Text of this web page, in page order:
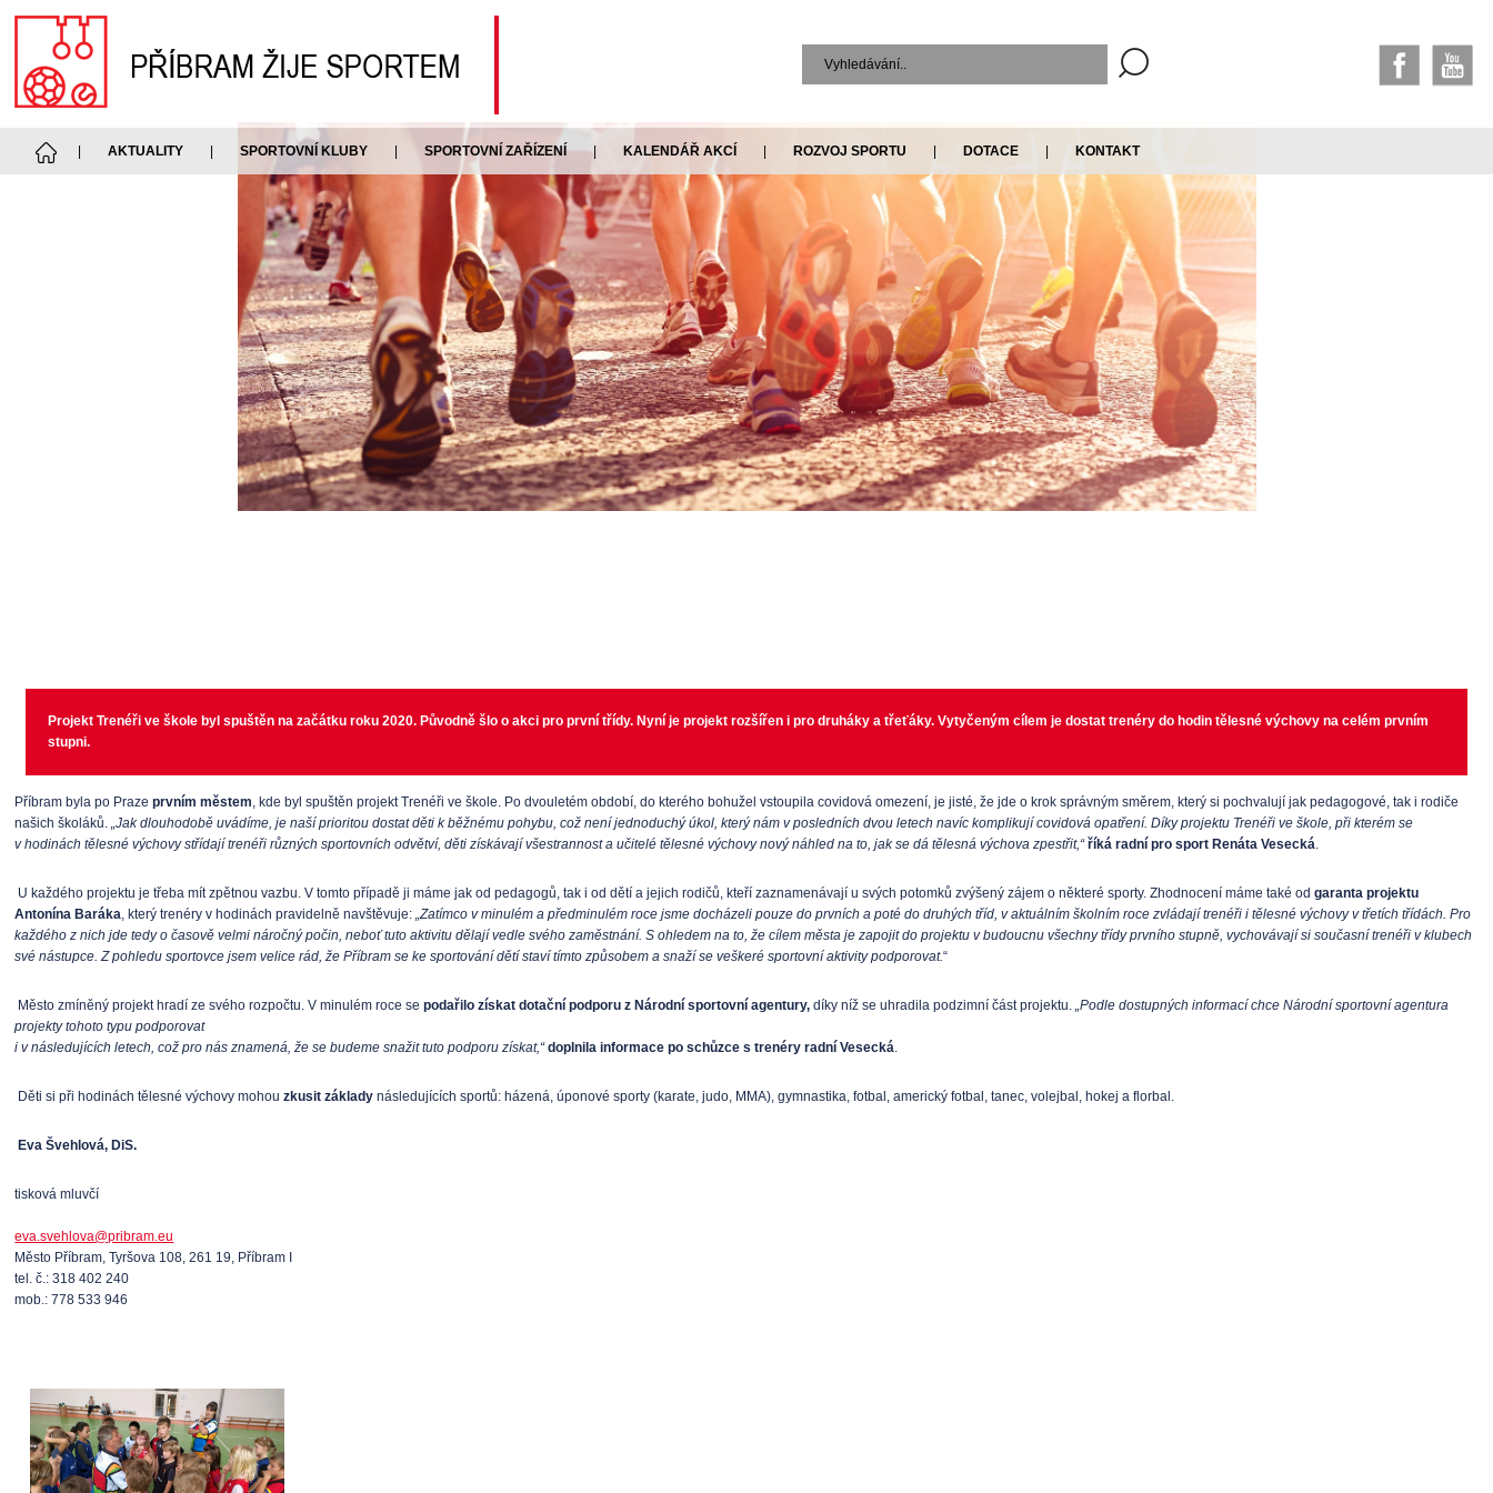
AKTUALITY SPORTOVNÍ KLUBY SPORTOVNÍ ZAŘÍZENÍ KALENDÁŘ AKCÍ ROZVOJ SPORTU DOTACE KONTAKT
Projekt Trenéři ve škole byl spuštěn na začátku roku 2020. Původně šlo o akci pro první třídy. Nyní je projekt rozšířen i pro druháky a třeťáky. Vytyčeným cílem je dostat trenéry do hodin tělesné výchovy na celém prvním
stupni.
Příbram byla po Prazeprvním městem, kde byl spuštěn projekt Trenéři ve škole. Po dvouletém období, do kterého bohužel vstoupila covidová omezení, je jisté, že jde o krok správným směrem, který si pochvalují jak pedagogové, tak i rodiče
našich školáků.„Jak dlouhodobě uvádíme, je naší prioritou dostat děti k běžnému pohybu, což není jednoduchý úkol, který nám v posledních dvou letech navíc komplikují covidová opatření. Díky projektu Trenéři ve škole, při kterém se
v hodinách tělesné výchovy střídají trenéři různých sportovních odvětví, děti získávají všestrannost a učitelé tělesné výchovy nový náhled na to, jak se dá tělesná výchova zpestřit,“říká radní pro sport Renáta Vesecká.
U každého projektu je třeba mít zpětnou vazbu. V tomto případě ji máme jak od pedagogů, tak i od dětí a jejich rodičů, kteří zaznamenávají u svých potomků zvýšený zájem o některé sporty. Zhodnocení máme také odgaranta projektu
Antonína Baráka, který trenéry v hodinách pravidelně navštěvuje:„Zatímco v minulém a předminulém roce jsme docházeli pouze do prvních a poté do druhých tříd, v aktuálním školním roce zvládají trenéři i tělesné výchovy v třetích třídách. Pro
každého z nich jde tedy o časově velmi náročný počin, neboť tuto aktivitu dělají vedle svého zaměstnání. S ohledem na to, že cílem města je zapojit do projektu v budoucnu všechny třídy prvního stupně, vychovávají si současní trenéři v klubech
své nástupce. Z pohledu sportovce jsem velice rád, že Příbram se ke sportování dětí staví tímto způsobem a snaží se veškeré sportovní aktivity podporovat.“
Město zmíněný projekt hradí ze svého rozpočtu. V minulém roce sepodařilo získat dotační podporu z Národní sportovní agentury, díky níž se uhradila podzimní část projektu.„Podle dostupných informací chce Národní sportovní agentura
projekty tohoto typu podporovat
i v následujících letech, což pro nás znamená, že se budeme snažit tuto podporu získat,“ doplnila informace po schůzce s trenéry radní Vesecká.
Děti si při hodinách tělesné výchovy mohouzkusit základy následujících sportů: házená, úponové sporty (karate, judo, MMA), gymnastika, fotbal, americký fotbal, tanec, volejbal, hokej a florbal.
Eva Švehlová, DiS.
tisková mluvčí
eva.svehlova@pribram.eu
Město Příbram, Tyršova 108, 261 19, Příbram I
tel. č.: 318 402 240
mob.: 778 533 946